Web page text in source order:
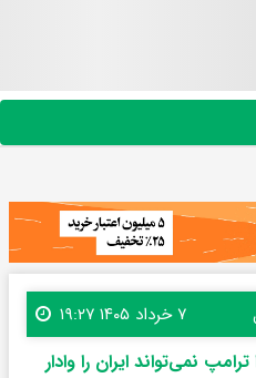
۷ خرداد ۱۴۰۵ ۱۹:۲۷
نمی‌تواند ایران را وادار